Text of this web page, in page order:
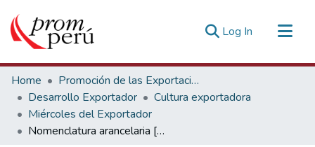
Log In (current)
Communities & Collections
All of DSpace
Statistics
Estadísticas Externas
Home
Promoción de las Exportaciones
Desarrollo Exportador
Cultura exportadora
Miércoles del Exportador
Nomenclatura arancelaria [07 de setiembre de 2016]